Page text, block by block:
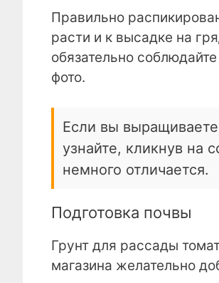
Правильно
расти и к высадке на
обязательно
фото.
Если вы
узнайте, кликнув на
немного отличается.
Подготовка почвы
Грунт для рассады
магазина желательно